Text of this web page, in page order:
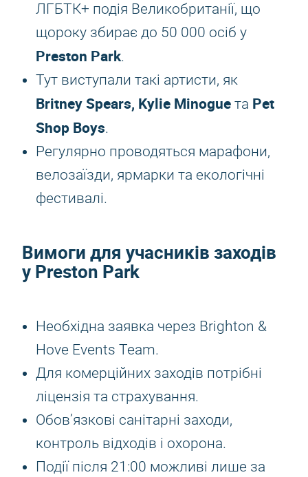
ЛГБТК+ подія Великобританії, що
щороку збирає до 50 000 осіб у
Preston Park.
Тут виступали такі артисти, як
Britney Spears, Kylie Minogue та Pet
Shop Boys.
Регулярно проводяться марафони,
велозаїзди, ярмарки та екологічні
фестивалі.
Вимоги для учасників заходів
у Preston Park
Необхідна заявка через Brighton &
Hove Events Team.
Для комерційних заходів потрібні
ліцензія та страхування.
Обов’язкові санітарні заходи,
контроль відходів і охорона.
Події після 21:00 можливі лише за